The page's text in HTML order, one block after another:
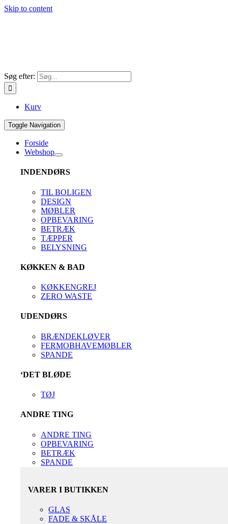
Skip to content
Søg efter:
Kurv
Toggle Navigation
Forside
Webshop
INDENDØRS
TIL BOLIGEN
DESIGN
MØBLER
OPBEVARING
BETRÆK
TÆPPER
BELYSNING
KØKKEN & BAD
KØKKENGREJ
ZERO WASTE
UDENDØRS
BRÆNDEKLØVER
FERMOBHAVEMØBLER
SPANDE
‘DET BLØDE
TØJ
ANDRE TING
ANDRE TING
OPBEVARING
BETRÆK
SPANDE
VARER I BUTIKKEN
GLAS
FADE & SKÅLE